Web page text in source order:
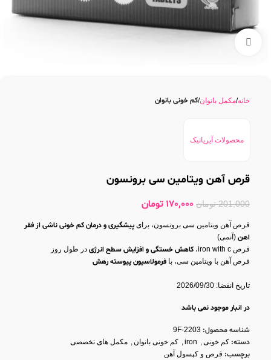
خانه مکمل بانوان کم خونی بانوان
محصولات آیریانیک
قرص آهن ویتامین سی برونسون
201,000 تومان 170,000 تومان
قرص آهن ویتامین سی برونسون، برای پیشگیری و درمان کم خونی ناشی از فقر
اهن (آنمی)
قرص iron with c،
کاهش خستگی و افزایش سطح انرژی در طول روز
قرص آهن با ویتامین سی، با فرمولاسیون پیوسته رهش
مناسب برای افراد در معرض کم خونی فقر آهن از جمله
تاریخ انقضا: 2026/09/30
در انبار موجود نمی باشد
شناسه محصول: 9F-2203
دسته: کم خونی,
iron
, کم خونی بانوان, مکمل های تخصصی
برچسب: قرص و کپسول آهن